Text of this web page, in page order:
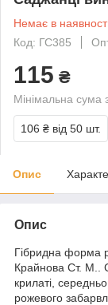
Немає в
Код: ГС385
115 ₴
Мінімальна сума
106 ₴ від 50 шт.
Опис
Опис
Гібридна форма
Крайнова Ст. М..
крилаті,
рожевого